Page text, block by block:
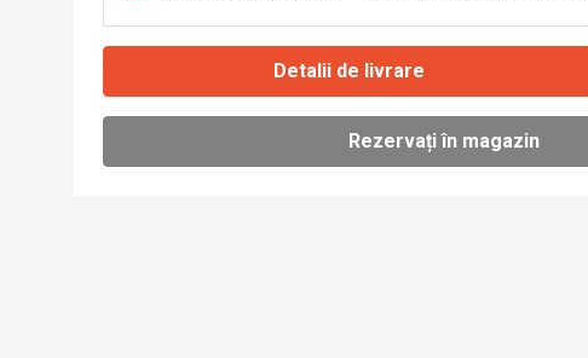
Detalii de livrare
Rezervați în magazin